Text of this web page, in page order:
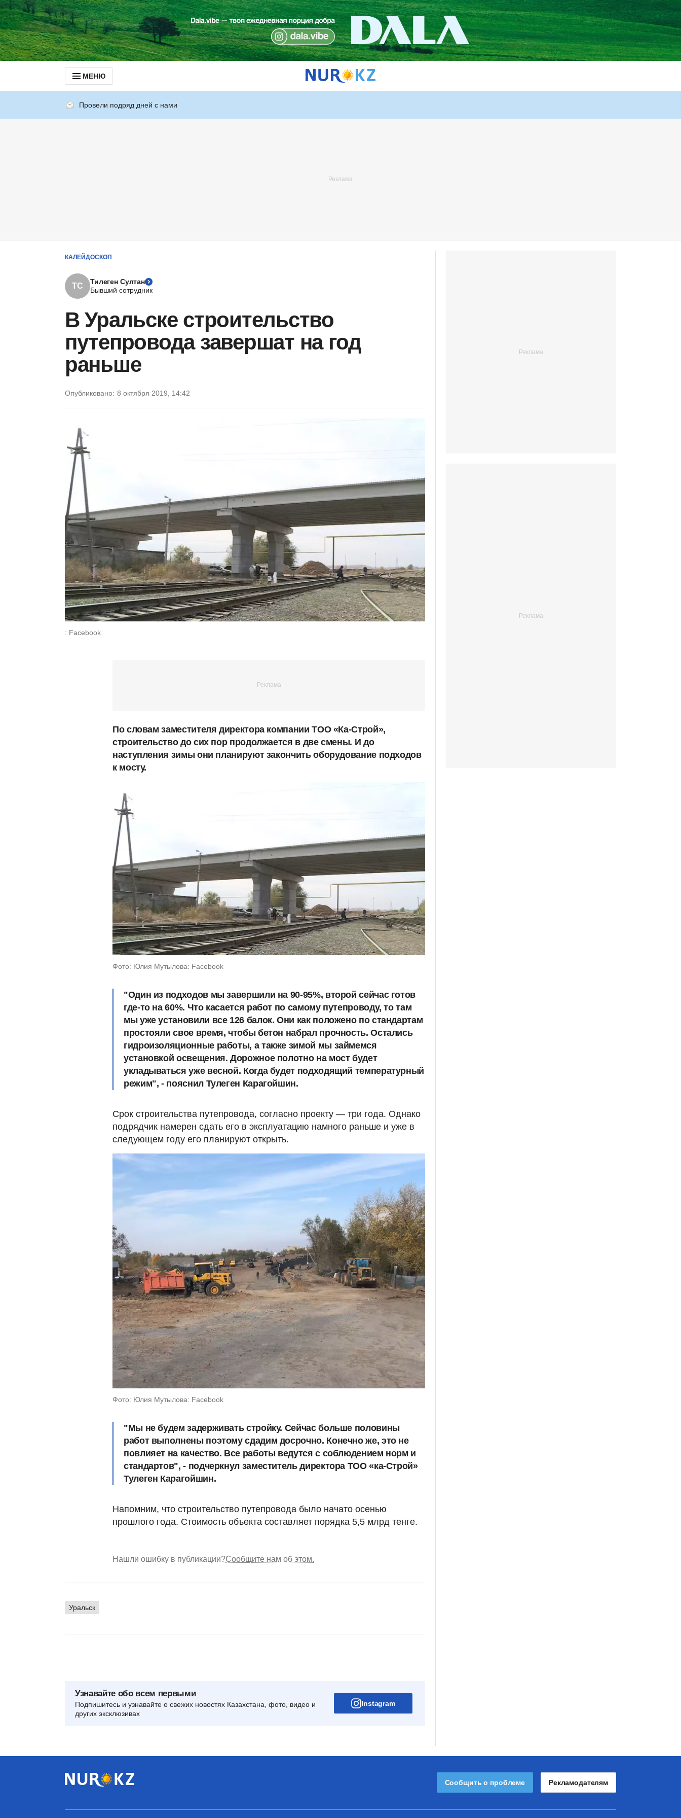
МЕНЮ
Провели подряд дней с нами
КАЛЕЙДОСКОП
ТС
Тилеген Султан
Бывший сотрудник
В Уральске строительство
путепровода завершат на год
раньше
Опубликовано: 8 октября 2019, 14:42
: Facebook
По словам заместителя директора компании ТОО «Ка-Строй»,
строительство до сих пор продолжается в две смены. И до
наступления зимы они планируют закончить оборудование подходов
к мосту.
Фото: Юлия Мутылова: Facebook
"Один из подходов мы завершили на 90-95%, второй сейчас готов
где-то на 60%. Что касается работ по самому путепроводу, то там
мы уже установили все 126 балок. Они как положено по стандартам
простояли свое время, чтобы бетон набрал прочность. Остались
гидроизоляционные работы, а также зимой мы займемся
установкой освещения. Дорожное полотно на мост будет
укладываться уже весной. Когда будет подходящий температурный
режим", - пояснил Тулеген Карагойшин.
Срок строительства путепровода, согласно проекту — три года. Однако
подрядчик намерен сдать его в эксплуатацию намного раньше и уже в
следующем году его планируют открыть.
Фото: Юлия Мутылова: Facebook
"Мы не будем задерживать стройку. Сейчас больше половины
работ выполнены поэтому сдадим досрочно. Конечно же, это не
повлияет на качество. Все работы ведутся с соблюдением норм и
стандартов", - подчеркнул заместитель директора ТОО «ка-Строй»
Тулеген Карагойшин.
Напомним, что строительство путепровода было начато осенью
прошлого года. Стоимость объекта составляет порядка 5,5 млрд тенге.
Нашли ошибку в публикации?Сообщите нам об этом.
Уральск
Узнавайте обо всем первыми
Подпишитесь и узнавайте о свежих новостях Казахстана, фото, видео и
других эксклюзивах
Instagram
Сообщить о проблеме Рекламодателям